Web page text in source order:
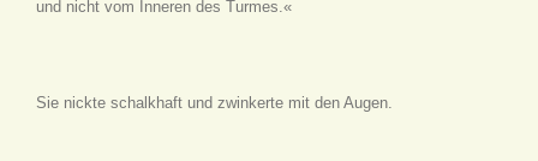
und nicht vom Inneren des Turmes.«
Sie nickte schalkhaft und zwinkerte mit den Augen.